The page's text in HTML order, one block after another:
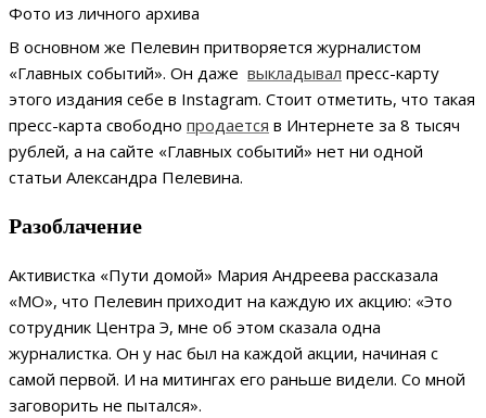
Фото из личного архива
В основном же Пелевин притворяется журналистом
«Главных событий». Он даже выкладывал пресс-карту
этого издания себе в Instagram. Стоит отметить, что такая
пресс-карта свободно продается в Интернете за 8 тысяч
рублей, а на сайте «Главных событий» нет ни одной
статьи Александра Пелевина.
Разоблачение
Активистка «Пути домой» Мария Андреева рассказала
«МО», что Пелевин приходит на каждую их акцию: «Это
сотрудник Центра Э, мне об этом сказала одна
журналистка. Он у нас был на каждой акции, начиная с
самой первой. И на митингах его раньше видели. Со мной
заговорить не пытался».